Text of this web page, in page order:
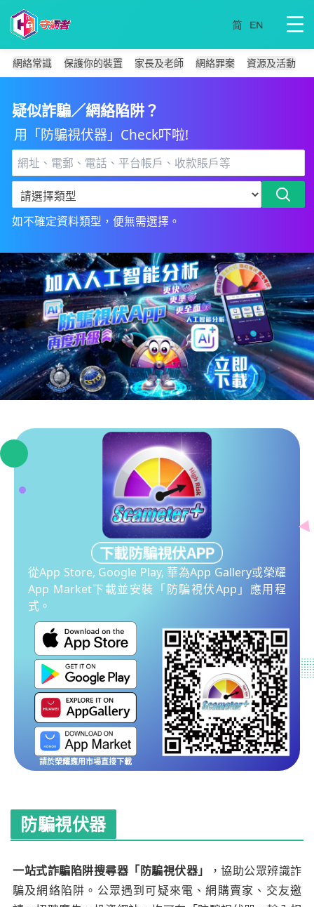
網絡常識 保護你的裝置 家長及老師 網絡罪案 資源及活動
疑似詐騙／網絡陷阱？
用「防騙視伏器」Check吓啦!
如不確定資料類型，便無需選擇。
從App Store, Google Play, 華為App Gallery或榮耀
App Market下載並安裝「防騙視伏App」應用程
式。
請於榮耀應用市場直接下載
防騙視伏器
一站式詐騙陷阱搜尋器「防騙視伏器」
，協助公眾辨識詐
騙及網絡陷阱。公眾遇到可疑來電、網購賣家、交友邀